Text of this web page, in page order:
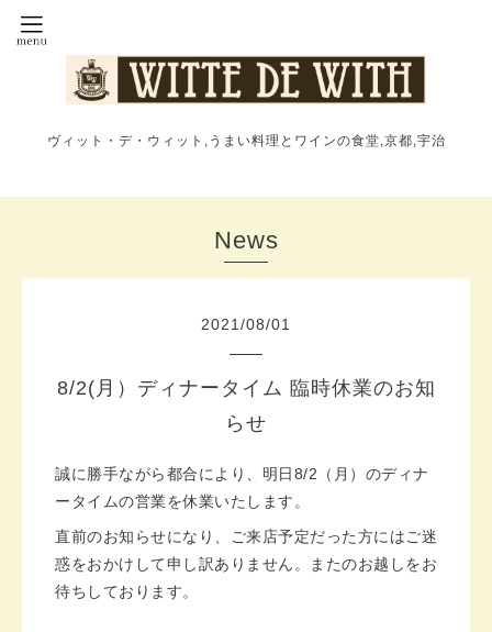
ヴィット・デ・ウィット,うまい料理とワインの食堂,京都,宇治
News
2021 /08/01
8/2(月）ディナータイム 臨時休業のお知
らせ
誠に勝手ながら都合により、明日8/2（月）のディナ
ータイムの営業を休業いたします。
直前のお知らせになり、ご来店予定だった方にはご迷
惑をおかけして申し訳ありません。
またのお越しをお
待ちしております。